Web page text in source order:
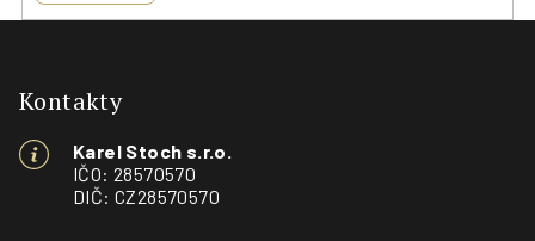
Kontakty
Karel Stoch s.r.o.
IČO: 28570570
DIČ: CZ28570570